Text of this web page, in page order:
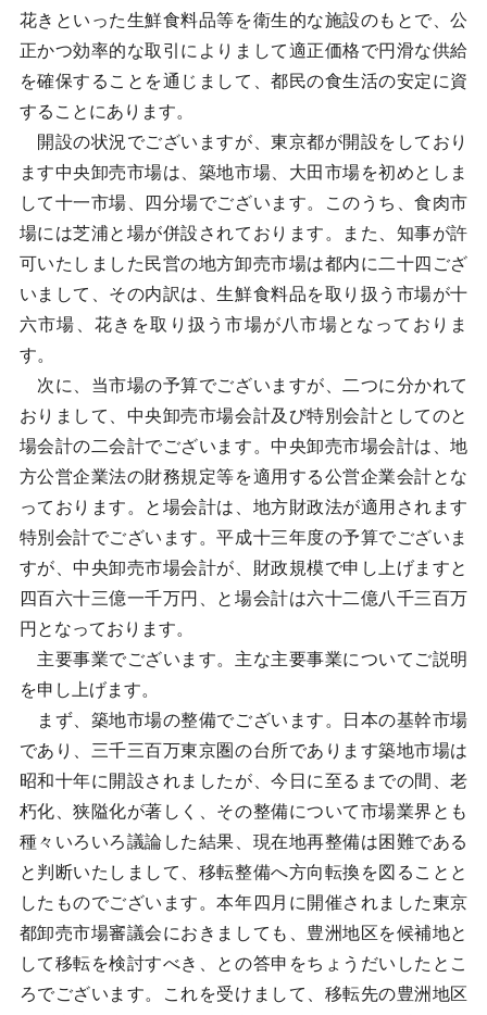
花きといった生鮮食料品等を衛生的な施設のもとで、公
正かつ効率的な取引によりまして適正価格で円滑な供給
を確保することを通じまして、都民の食生活の安定に資
することにあります。
開設の状況でございますが、東京都が開設をしており
ます中央卸売市場は、築地市場、大田市場を初めとしま
して十一市場、四分場でございます。このうち、食肉市
場には芝浦と場が併設されております。また、知事が許
可いたしました民営の地方卸売市場は都内に二十四ござ
いまして、その内訳は、生鮮食料品を取り扱う市場が十
六市場、花きを取り扱う市場が八市場となっておりま
す。
次に、当市場の予算でございますが、二つに分かれて
おりまして、中央卸売市場会計及び特別会計としてのと
場会計の二会計でございます。中央卸売市場会計は、地
方公営企業法の財務規定等を適用する公営企業会計とな
っております。と場会計は、地方財政法が適用されます
特別会計でございます。平成十三年度の予算でございま
すが、中央卸売市場会計が、財政規模で申し上げますと
四百六十三億一千万円、と場会計は六十二億八千三百万
円となっております。
主要事業でございます。主な主要事業についてご説明
を申し上げます。
まず、築地市場の整備でございます。日本の基幹市場
であり、三千三百万東京圏の台所であります築地市場は
昭和十年に開設されましたが、今日に至るまでの間、老
朽化、狭隘化が著しく、その整備について市場業界とも
種々いろいろ議論した結果、現在地再整備は困難である
と判断いたしまして、移転整備へ方向転換を図ることと
したものでございます。本年四月に開催されました東京
都卸売市場審議会におきましても、豊洲地区を候補地と
して移転を検討すべき、との答申をちょうだいしたとこ
ろでございます。これを受けまして、移転先の豊洲地区